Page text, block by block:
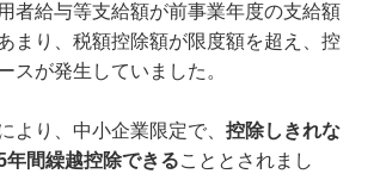
者給与等支給額が前事業年度の支給額
まり、税額控除額が限度額を超え、控
スが発生していました。
より、中小企業限定で、 控除しきれな
年間繰越控除できることとされまし